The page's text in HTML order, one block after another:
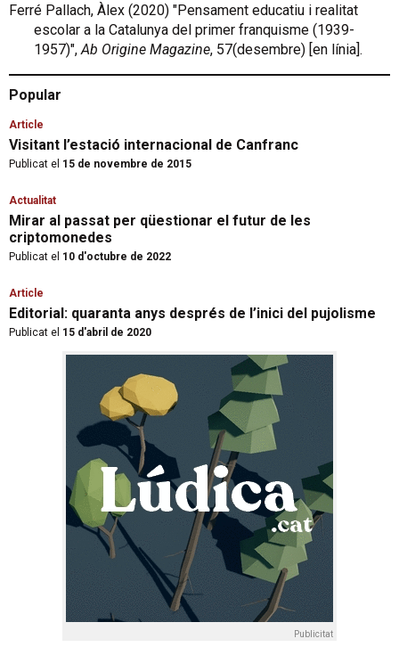
Ferré Pallach, Àlex (2020) "Pensament educatiu i realitat
escolar a la Catalunya del primer franquisme (1939-
1957)", Ab Origine Magazine, 57(desembre) [en línia].
Popular
Article
Visitant l’estació internacional de Canfranc
Publicat el 15 de novembre de 2015
Actualitat
Mirar al passat per qüestionar el futur de les
criptomonedes
Publicat el 10 d'octubre de 2022
Article
Editorial: quaranta anys després de l’inici del pujolisme
Publicat el 15 d'abril de 2020
Publicitat